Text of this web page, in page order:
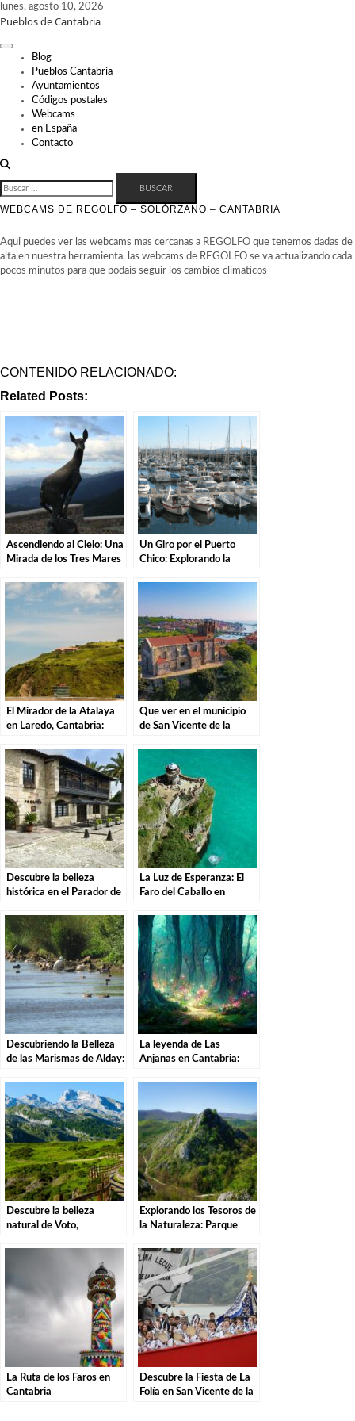
Skip
to
lunes, agosto 10, 2026
Pueblos de Cantabria
Blog
Pueblos Cantabria
Ayuntamientos
Códigos postales
Webcams
en España
Contacto
BUSCAR:
WEBCAMS DE REGOLFO – SOLÓRZANO – CANTABRIA
Aqui puedes ver las webcams mas cercanas a REGOLFO que tenemos dadas de
alta en nuestra herramienta, las webcams de REGOLFO se va actualizando cada
pocos minutos para que podais seguir los cambios climaticos
CONTENIDO RELACIONADO:
Related Posts:
Ascendiendo al Cielo: Una
Mirada de los Tres Mares
Un Giro por el Puerto
Chico: Explorando la
El Mirador de la Atalaya
en Laredo, Cantabria:
la Costa Cántabra
Que ver en el municipio
de San Vicente de la
Descubre la belleza
histórica en el Parador de
destino perfecto para tu
escapada
La Luz de Esperanza: El
Faro del Caballo en
Descubriendo la Belleza
de las Marismas de Alday:
Parque Natural
La leyenda de Las
Anjanas en Cantabria:
Descubre la belleza
natural de Voto,
Explorando los Tesoros de
la Naturaleza: Parque
Nansa en Tudanca.
La Ruta de los Faros en
Cantabria
Descubre la Fiesta de La
Folía en San Vicente de la